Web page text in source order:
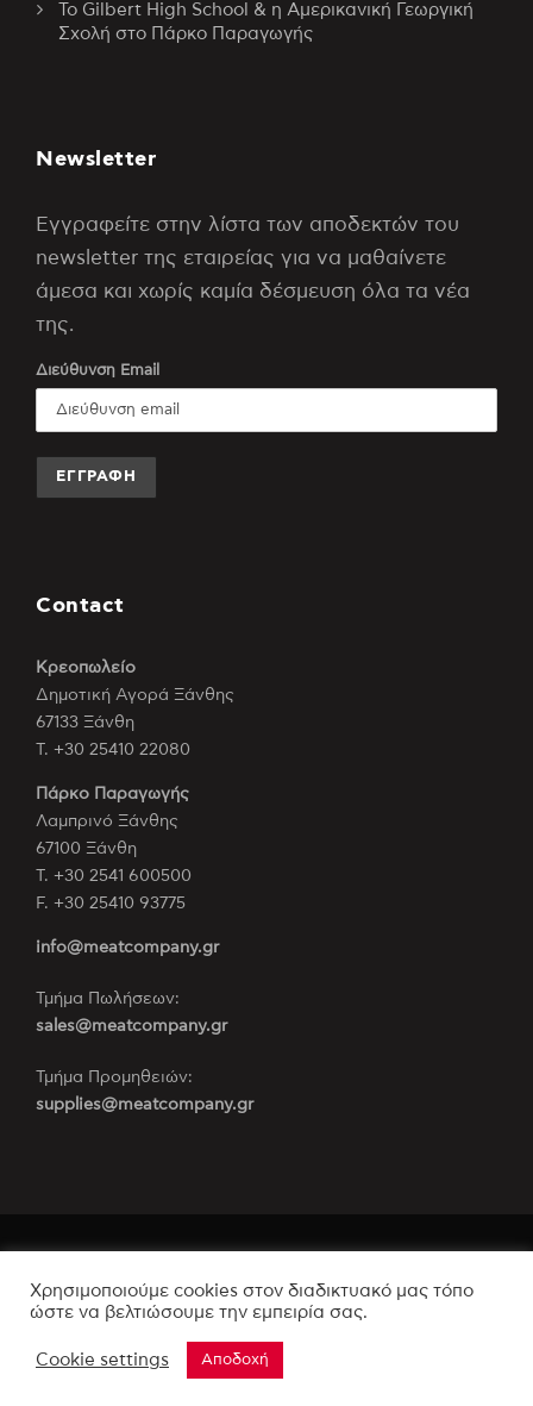
Το Gilbert High School & η Αμερικανική Γεωργική
Σχολή στο Πάρκο Παραγωγής
Newsletter
Εγγραφείτε στην λίστα των αποδεκτών του
newsletter της εταιρείας για να μαθαίνετε
άμεσα και χωρίς καμία δέσμευση όλα τα νέα
της.
Διεύθυνση Email
Contact
Κρεοπωλείο
Δημοτική Αγορά Ξάνθης
67133 Ξάνθη
Τ. +30 25410 22080
Πάρκο Παραγωγής
Λαμπρινό Ξάνθης
67100 Ξάνθη
Τ. +30 2541 600500
F. +30 25410 93775
info@meatcompany.gr
Τμήμα Πωλήσεων:
sales@meatcompany.gr
Τμήμα Προμηθειών:
supplies@meatcompany.gr
Copyright 2021-2022 Apostolos Papadopoulos
Συντελεστές ιστοτόπου
Χρησιμοποιούμε cookies στον διαδικτυακό μας τόπο
ώστε να βελτιώσουμε την εμπειρία σας.
Cookie settings Αποδοχή